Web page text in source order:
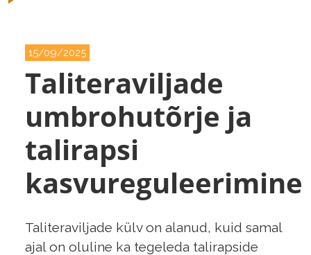
15/09/2025
Taliteraviljade
umbrohutõrje ja
talirapsi
kasvureguleerimine
Taliteraviljade külv on alanud, kuid samal
ajal on oluline ka tegeleda talirapside